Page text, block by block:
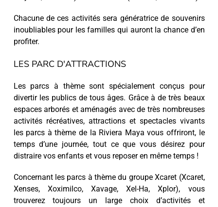
Chacune de ces activités sera génératrice de souvenirs
inoubliables pour les familles qui auront la chance d’en
profiter.
LES PARC D'ATTRACTIONS
Les parcs à thème sont spécialement conçus pour
divertir les publics de tous âges. Grâce à de très beaux
espaces arborés et aménagés avec de très nombreuses
activités récréatives, attractions et spectacles vivants
les parcs à thème de la Riviera Maya vous offriront, le
temps d’une journée, tout ce que vous désirez pour
distraire vos enfants et vous reposer en même temps !
Concernant les parcs à thème du groupe Xcaret (Xcaret,
Xenses, Xoximilco, Xavage, Xel-Ha, Xplor), vous
trouverez toujours un large choix d’activités et